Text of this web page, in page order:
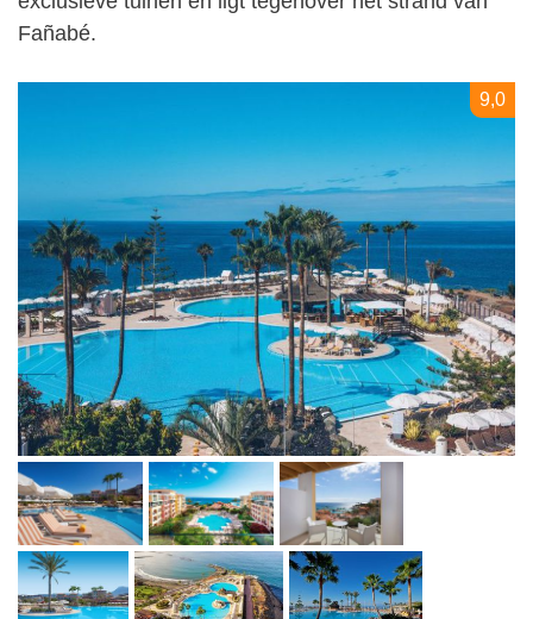
Fañabé.
9,0